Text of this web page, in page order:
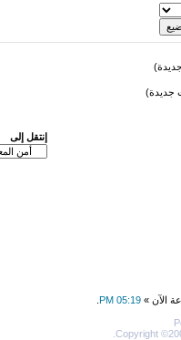
جديدة)
إنتقل إلى
الآن » 05:19 PM
Copyright